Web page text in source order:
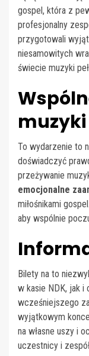
gospel, która z
profesjonalny
przygotowali
niesamowitych
świecie muzyki
muzyki
To wydarzenie to
doświadczyć
przeżywanie
emocjonalne
miłośnikami
aby wspólnie
Bilety na to
w kasie NDK, jak i
wcześniejszego
wyjątkowym
na własne uszy i
uczestnicy i